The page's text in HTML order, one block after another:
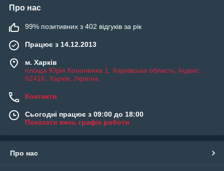
Про нас
99% позитивних з 402 відгуків за рік
Працює з 14.12.2013
м. Харків
площа Юрія Кононенка 1, Харківська область, Індекс:
62416, Харків, Україна
Контакти
Сьогодні працює з 09:00 до 18:00
Показати весь графік роботи
Про нас